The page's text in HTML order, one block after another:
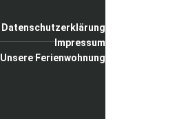
Datenschutzerklärung
Impressum
Unsere Ferienwohnung